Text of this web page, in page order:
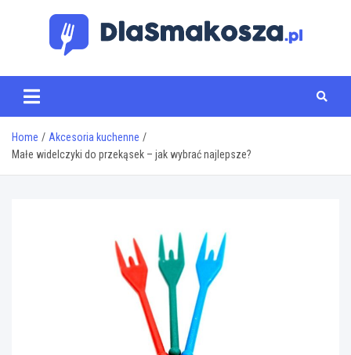
www.dlasmakosza.pl
Home
Akcesoria kuchenne
Małe widelczyki do przekąsek – jak wybrać najlepsze?